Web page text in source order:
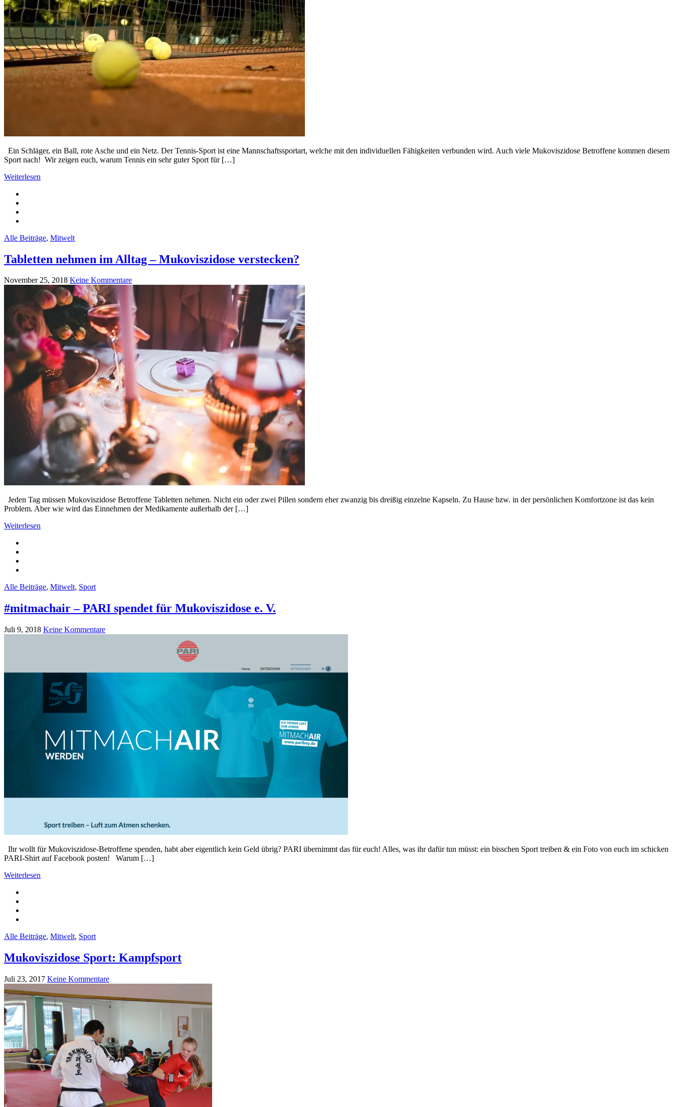
Ein Schläger, ein Ball, rote Asche und ein Netz. Der Tennis-Sport ist eine Mannschaftssportart, welche mit den individuellen Fähigkeiten verbunden wird. Auch viele Mukoviszidose Betroffene kommen diesem
Sport nach! Wir zeigen euch, warum Tennis ein sehr guter Sport für […]
Weiterlesen
Alle Beiträge, Mitwelt
Tabletten nehmen im Alltag – Mukoviszidose verstecken?
November 25, 2018 Keine Kommentare
Jeden Tag müssen Mukoviszidose Betroffene Tabletten nehmen. Nicht ein oder zwei Pillen sondern eher zwanzig bis dreißig einzelne Kapseln. Zu Hause bzw. in der persönlichen Komfortzone ist das kein
Problem. Aber wie wird das Einnehmen der Medikamente außerhalb der […]
Weiterlesen
Alle Beiträge, Mitwelt, Sport
#mitmachair – PARI spendet für Mukoviszidose e. V.
Juli 9, 2018 Keine Kommentare
Ihr wollt für Mukoviszidose-Betroffene spenden, habt aber eigentlich kein Geld übrig? PARI übernimmt das für euch! Alles, was ihr dafür tun müsst: ein bisschen Sport treiben & ein Foto von euch im schicken
PARI-Shirt auf Facebook posten! Warum […]
Weiterlesen
Alle Beiträge, Mitwelt, Sport
Mukoviszidose Sport: Kampfsport
Juli 23, 2017 Keine Kommentare